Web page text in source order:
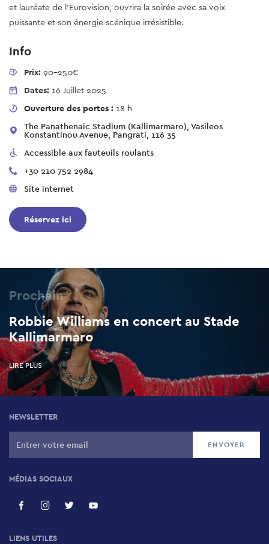
et lauréate de l’Eurovision, ouvrira la soirée avec sa voix
puissante et son énergie scénique irrésistible.
Info
Prix: 90-250€
Dates: 16 Juillet 2025
Ouverture des portes : 18 h
The Panathenaic Stadium (Kallimarmaro), Vasileos
Konstantinou Avenue, Pangrati, 116 35
Accessible aux fauteuils roulants
+30 210 752 2984
Site internet
Réservez ici
Prochain
Robbie Williams en concert au Stade
Kallimarmaro
LIRE PLUS
NEWSLETTER
MÉDIAS SOCIAUX
LIENS UTILES